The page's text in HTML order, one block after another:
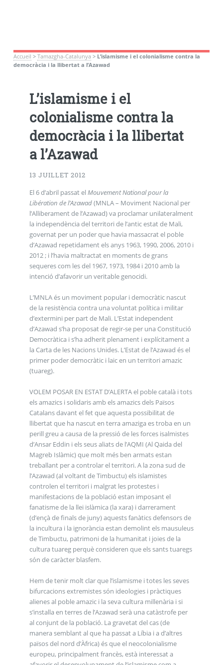
Accueil > Tamazgha-Catalunya > L’islamisme i el colonialisme contra la
democràcia i la llibertat a l’Azawad
L’islamisme i el
colonialisme contra la
democràcia i la llibertat
a l’Azawad
13 JUILLET 2012
El 6 d’abril passat el Mouvement National pour la
Libération de l’Azawad(MNLA – Moviment Nacional per
l’Alliberament de l’Azawad) va proclamar unilateralment
la independència del territori de l’antic estat de Mali,
governat per un poder que havia massacrat el poble
d’Azawad repetidament els anys 1963, 1990, 2006, 2010 i
2012 ; i l’havia maltractat en moments de grans
sequeres com les del 1967, 1973, 1984 i 2010 amb la
intenció d’afavorir un veritable genocidi.
L’MNLA és un moviment popular i democràtic nascut
de la resistència contra una voluntat política i militar
d’extermini per part de Mali. L’Estat independent
d’Azawad s’ha proposat de regir-se per una Constitució
Democràtica i s’ha adherit plenament i explícitament a
la Carta de les Nacions Unides. L’Estat de l’Azawad és el
primer poder democràtic i laic en un territori amazic
(tuareg).
VOLEM POSAR EN ESTAT D’ALERTA el poble català i tots
els amazics i solidaris amb els amazics dels Països
Catalans davant el fet que aquesta possibilitat de
llibertat que ha nascut en terra amaziga es troba en un
perill greu a causa de la pressió de les forces isalmistes
d’Ansar Eddin i els seus aliats de l’AQMI (Al Qaida del
Magreb Islàmic) que molt més ben armats estan
treballant per a controlar el territori. A la zona sud de
l’Azawad (al voltant de Timbuctu) els islamistes
controlen el territori i malgrat les protestes i
manifestacions de la població estan imposant el
fanatisme de la llei islàmica (la xara) i darrerament
(d’ençà de finals de juny) aquests fanàtics defensors de
la incultura i la ignorància estan demolint els mausuleus
de Timbuctu, patrimoni de la humanitat i joies de la
cultura tuareg perquè consideren que els sants tuaregs
són de caràcter blasfem.
Hem de tenir molt clar que l’islamisme i totes les seves
bifurcacions extremistes són ideologies i pràctiques
alienes al poble amazic i la seva cultura millenària i si
s’installa en terres de l’Azawad serà una catàstrofe per
al conjunt de la població. La gravetat del cas (de
manera semblant al que ha passat a Líbia i a d’altres
països del nord d’Àfrica) és que el neocolonialisme
europeu, principalment francès, està interessat a